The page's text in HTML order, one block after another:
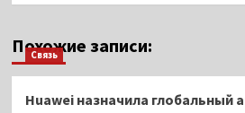
Похожие записи:
Связь
Huawei назначила глобальный